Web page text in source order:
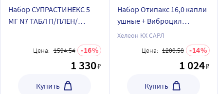
Набор СУПРАСТИНЕКС 5
МГ N7 ТАБЛ П/ПЛЕН/
раствор 10 мл пакет 18 шт.
по специальной цене
Цена: 1594.54 16
1 330₽
Купить
Набор Отипакс 16,0 капли
ушные + Виброцил
35,125мкг/доза+351мкг/
доза15мл (95доз) флак
Хелеон КХ САРЛ
Цена: 1200.58 14
1 024₽
Купить